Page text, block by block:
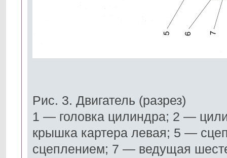
Рис. 3. Двигатель (разрез)
1 — головка цилиндра; 2 —
крышка картера левая; 5 —
сцеплением; 7 — ведущая